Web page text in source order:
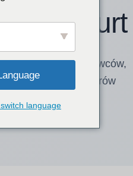
& Hurt
wybór dostawców,
dla dystrybutorów
language